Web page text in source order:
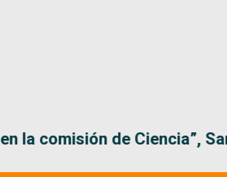
la comisión de Ciencia”,